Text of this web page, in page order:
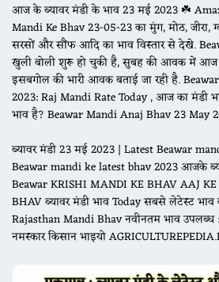
आज के ब्यावर मंडी के भाव 23 मई 2023 ☘️
Mandi Ke Bhav 23-05-23 का मुंग, मोठ, जीरा,
सरसों और सौंफ आदि का भाव विस्तार से देखे.
खुली बोली शुरू हो चुकी है, सुबह की आवक में आज
इसबगोल की भारी आवक बताई जा रही है.
2023: Raj Mandi Rate Today , आज का मंडी
भाव है? Beawar Mandi Anaj Bhav 23 May
ब्यावर मंडी 23 मई 2023 | Latest Beawar
Beawar mandi ke latest bhav 2023 आजके
Beawar KRISHI MANDI KE BHAV AAJ
BHAV ब्यावर मंडी भाव Today सबसे लेटेस्ट भाव
Rajasthan Mandi Bhav नवीनतम भाव
नमस्कार किसान भाइयो